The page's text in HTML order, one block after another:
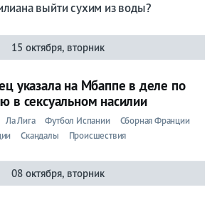
выйти сухим из воды?
15 октября, вторник
указала на Мбаппе в деле по
в сексуальном насилии
Ла Лига Футбол Испании
Сборная Франции
Скандалы Происшествия
08 октября, вторник